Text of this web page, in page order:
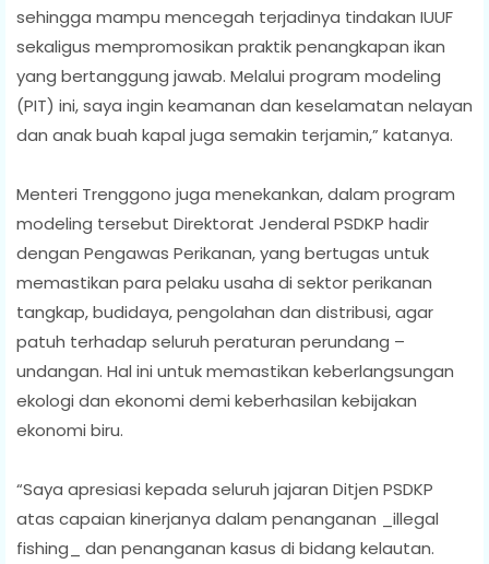
sehingga mampu mencegah terjadinya tindakan IUUF
sekaligus mempromosikan praktik penangkapan ikan
yang bertanggung jawab. Melalui program modeling
(PIT) ini, saya ingin keamanan dan keselamatan nelayan
dan anak buah kapal juga semakin terjamin,” katanya.
Menteri Trenggono juga menekankan, dalam program
modeling tersebut Direktorat Jenderal PSDKP hadir
dengan Pengawas Perikanan, yang bertugas untuk
memastikan para pelaku usaha di sektor perikanan
tangkap, budidaya, pengolahan dan distribusi, agar
patuh terhadap seluruh peraturan perundang –
undangan. Hal ini untuk memastikan keberlangsungan
ekologi dan ekonomi demi keberhasilan kebijakan
ekonomi biru.
“Saya apresiasi kepada seluruh jajaran Ditjen PSDKP
atas capaian kinerjanya dalam penanganan _illegal
fishing_ dan penanganan kasus di bidang kelautan.